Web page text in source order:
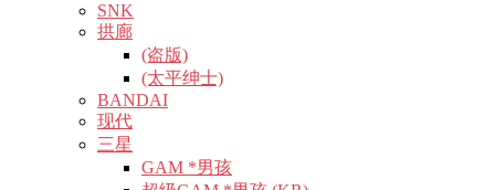
SNK
拱廊
(盗版)
(太平绅士)
BANDAI
现代
三星
GAM *男孩